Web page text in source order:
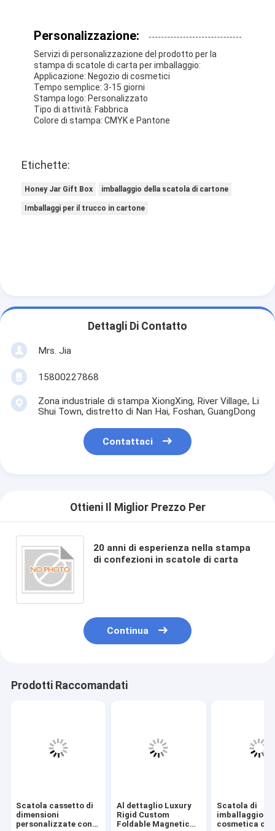
Personalizzazione:
Servizi di personalizzazione del prodotto per la
stampa di scatole di carta per imballaggio:
Applicazione: Negozio di cosmetici
Tempo semplice: 3-15 giorni
Stampa logo: Personalizzato
Tipo di attività: Fabbrica
Colore di stampa: CMYK e Pantone
Etichette:
Honey Jar Gift Box imballaggio della scatola di cartone
Imballaggi per il trucco in cartone
Dettagli Di Contatto
Mrs. Jia
15800227868
Zona industriale di stampa XiongXing, River Village, Li
Shui Town, distretto di Nan Hai, Foshan, GuangDong
Contattaci
Ottieni Il Miglior Prezzo Per
20 anni di esperienza nella stampa
di confezioni in scatole di carta
Continua
Prodotti Raccomandati
Scatola cassetto di
dimensioni
personalizzate con
Al dettaglio Luxury
Rigid Custom
Foldable Magnetic
Scatola di
imballaggio
cosmetica